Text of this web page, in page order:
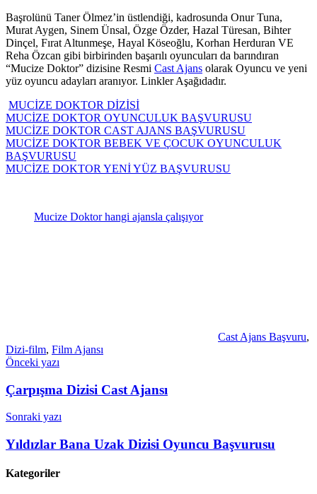
Başrolünü Taner Ölmez’in üstlendiği, kadrosunda Onur Tuna,
Murat Aygen, Sinem Ünsal, Özge Özder, Hazal Türesan, Bihter
Dinçel, Fırat Altunmeşe, Hayal Köseoğlu, Korhan Herduran VE
Reha Özcan gibi birbirinden başarılı oyuncuları da barındıran
“Mucize Doktor” dizisine Resmi Cast Ajans olarak Oyuncu ve yeni
yüz oyuncu adayları aranıyor. Linkler Aşağıdadır.
MUCİZE DOKTOR DİZİSİ
MUCİZE DOKTOR OYUNCULUK BAŞVURUSU
MUCİZE DOKTOR CAST AJANS BAŞVURUSU
MUCİZE DOKTOR BEBEK VE ÇOCUK OYUNCULUK
BAŞVURUSU
MUCİZE DOKTOR YENİ YÜZ BAŞVURUSU
Mucize Doktor hangi ajansla çalışıyor
Cast Ajans Başvuru,
Dizi-film, Film Ajansı
Yazı
gezinmesi
Önceki yazı
Çarpışma Dizisi Cast Ajansı
Sonraki yazı
Yıldızlar Bana Uzak Dizisi Oyuncu Başvurusu
Kategoriler